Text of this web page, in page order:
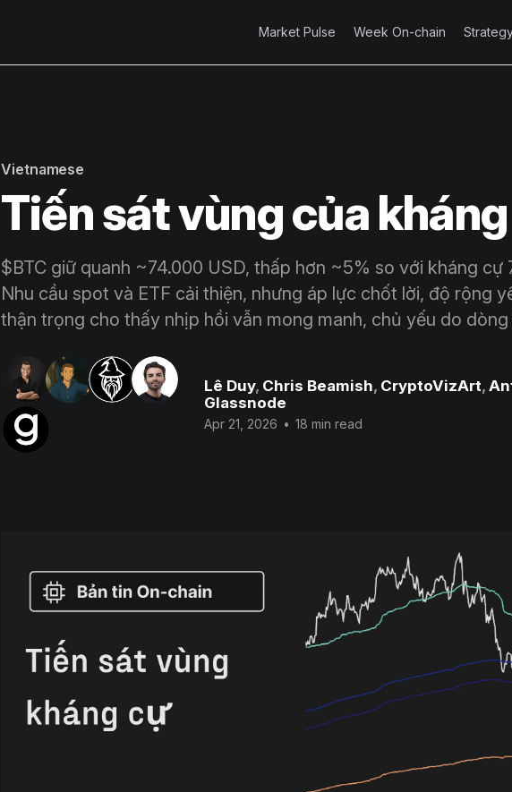
Market Pulse Week On-chain
Vietnamese
Tiến sát vùng của
$BTC giữ quanh ~74.000 USD, thấp hơn ~5% so với kháng cự
Nhu cầu spot và ETF cải thiện, nhưng áp lực chốt lời, độ rộng
thận trọng cho thấy nhịp hồi vẫn mong manh, chủ yếu do
Lê Duy, Chris Beamish, CryptoVizArt,
Glassnode
Apr 21, 2026 • 18 min read